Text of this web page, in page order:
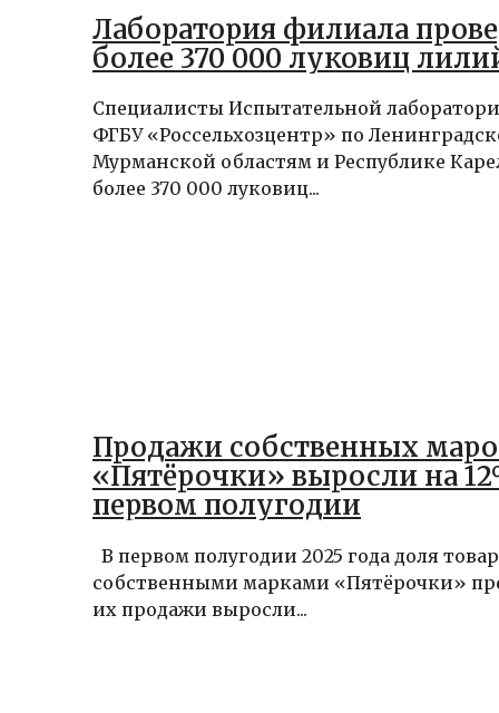
Лаборатория филиала
более 370 000 луковиц
Специалисты Испытательной
ФГБУ «Россельхозцентр» по
Мурманской областям и Республике
более 370 000 луковиц...
Продажи собственных
«Пятёрочки» выросли на
первом полугодии
В первом полугодии 2025 года доля
собственными марками «Пятёрочки»
их продажи выросли...